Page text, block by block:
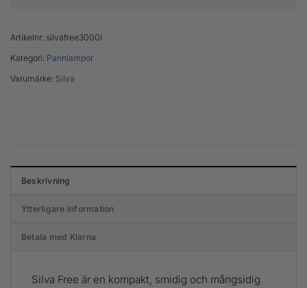
Artikelnr: silvafree3000l
Kategori: Pannlampor
Varumärke: Silva
Beskrivning
Ytterligare information
Betala med Klarna
Silva Free är en kompakt, smidig och mångsidig